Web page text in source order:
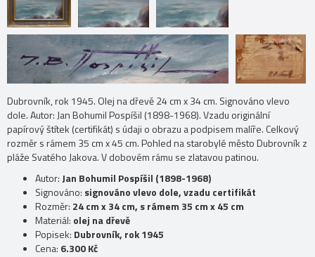
Dubrovník, rok 1945. Olej na dřevě 24 cm x 34 cm. Signováno vlevo
dole. Autor: Jan Bohumil Pospíšil (1898-1968). Vzadu originální
papírový štítek (certifikát) s údaji o obrazu a podpisem malíře. Celkový
rozměr s rámem 35 cm x 45 cm. Pohled na starobylé město Dubrovník z
pláže Svatého Jakova. V dobovém rámu se zlatavou patinou.
Autor: Jan Bohumil Pospíšil (1898-1968)
Signováno: signováno vlevo dole, vzadu certifikát
Rozměr: 24 cm x 34 cm, s rámem 35 cm x 45 cm
Materiál: olej na dřevě
Popisek: Dubrovník, rok 1945
Cena: 6.300 Kč